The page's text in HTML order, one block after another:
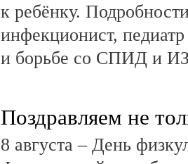
к ребёнку.
инфекционист,
и борьбе со СПИД и
Поздравляем не
8 августа – День